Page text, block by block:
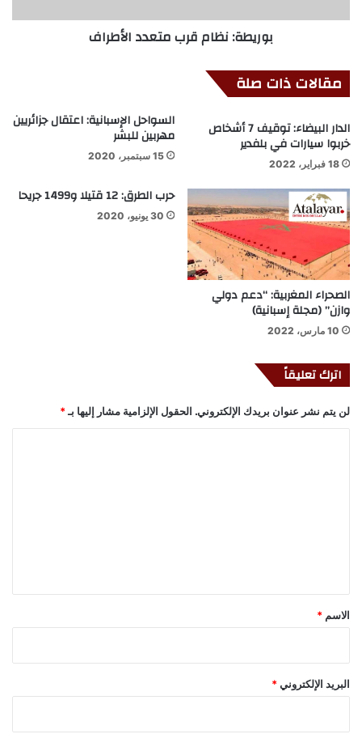
بوريطة: نظام قرب متعدد الأطراف
مقالات ذات صلة
الدار البيضاء: توقيف 7 أشخاص
خربوا سيارات في بلفدير
18 فبراير، 2022
السواحل الإسبانية: اعتقال جزائريين
مهربين للبشر
15 سبتمبر، 2020
الصحراء المغربية: “دعم دولي
وازن” (مجلة إسبانية)
10 مارس، 2022
حرب الطرق: 12 قتيلا و1499 جريحا
30 يونيو، 2020
اترك تعليقاً
لن يتم نشر عنوان بريدك الإلكتروني. الحقول الإلزامية مشار إليها بـ*
*
الاسم *
البريد الإلكتروني *